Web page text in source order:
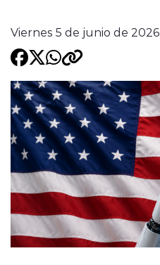
Deportes
Entrevistas
Programacion
modo claro
Viernes 5 de junio de 2026